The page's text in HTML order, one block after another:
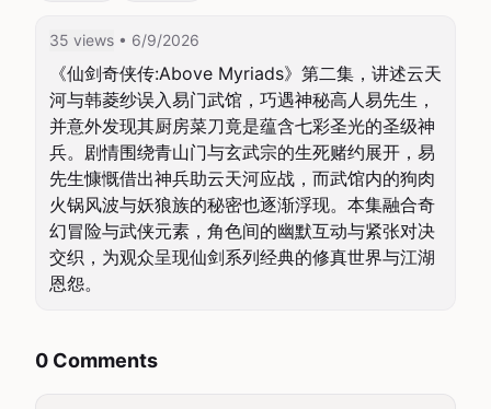
35 views • 6/9/2026
《仙剑奇侠传:Above Myriads》第二集，讲述云天
河与韩菱纱误入易门武馆，巧遇神秘高人易先生，
并意外发现其厨房菜刀竟是蕴含七彩圣光的圣级神
兵。剧情围绕青山门与玄武宗的生死赌约展开，易
先生慷慨借出神兵助云天河应战，而武馆内的狗肉
火锅风波与妖狼族的秘密也逐渐浮现。本集融合奇
幻冒险与武侠元素，角色间的幽默互动与紧张对决
交织，为观众呈现仙剑系列经典的修真世界与江湖
恩怨。
0 Comments